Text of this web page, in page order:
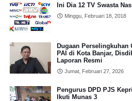
Ini Dia 12 TV Swasta
Minggu, Februari 18, 2018
Dugaan Perselingkuhan
PAI di Kota Banjar,
Laporan Resmi
Jumat, Februari 27, 2026
Pengurus DPD PJS
Ikuti Munas 3